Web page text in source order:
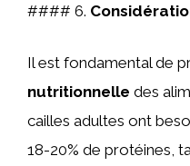
#### 6.
Il est fondamental de
nutritionnelle des
cailles adultes ont
18-20% de protéines,